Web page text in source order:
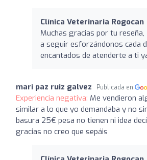
Clínica Veterinaria Rogocan
Muchas gracias por tu reseña,
a seguir esforzándonos cada
encantados de atenderte a ti
mari paz ruiz galvez Publicada en
Experiencia negativa: Me vendieron
similar a lo que yo demandaba y no
basura 25€ pesa no tienen ni idea
gracias no creo que sepáis